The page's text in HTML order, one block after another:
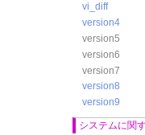
vi_diff
version4
version5
version6
version7
version8
version9
システムに関